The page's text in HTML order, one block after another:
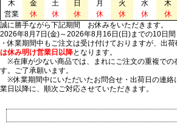
木
金 土 日 月 火 水 木
営業
休 休 休 休 休 休 休
誠に勝手ながら下記期間 お休みをいただきます。
2026年8月7日(金)～2026年8月16日(日)までの10日間
・休業期間中もご注文は受け付けておりますが、出
は休み明け営業日以降となります。
※在庫が少ない商品では、まれにご注文の重複での
す。ご了承願います。
※休業期間中にいただいたお問合せ・出荷日の連絡
業日以降に、順次ご対応させていただきます。